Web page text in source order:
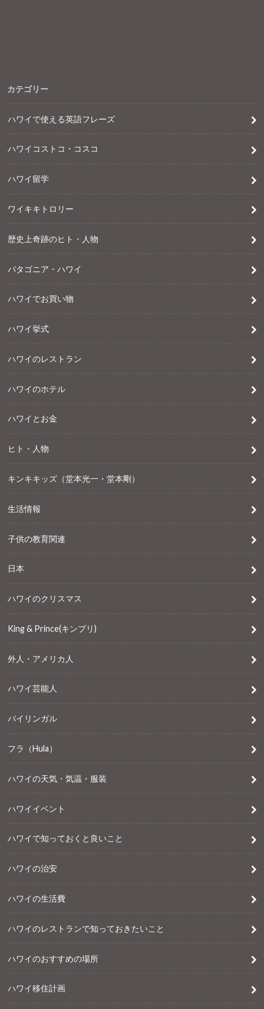
カテゴリー
ハワイで使える英語フレーズ
ハワイコストコ・コスコ
ハワイ留学
ワイキキトロリー
歴史上奇跡のヒト・人物
パタゴニア・ハワイ
ハワイでお買い物
ハワイ挙式
ハワイのレストラン
ハワイのホテル
ハワイとお金
ヒト・人物
キンキキッズ（堂本光一・堂本剛）
生活情報
子供の教育関連
日本
ハワイのクリスマス
King & Prince(キンプリ)
外人・アメリカ人
ハワイ芸能人
バイリンガル
フラ（Hula）
ハワイの天気・気温・服装
ハワイイベント
ハワイで知っておくと良いこと
ハワイの治安
ハワイの生活費
ハワイのレストランで知っておきたいこと
ハワイのおすすめの場所
ハワイ移住計画